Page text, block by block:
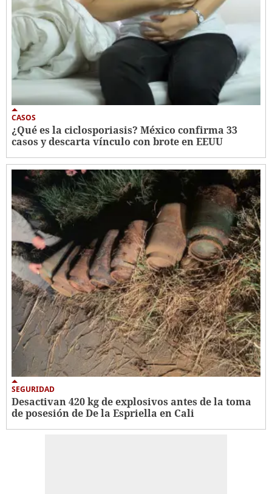
CASOS
¿Qué es la ciclosporiasis? México confirma 33
casos y descarta vínculo con brote en EEUU
SEGURIDAD
Desactivan 420 kg de explosivos antes de la toma
de posesión de De la Espriella en Cali